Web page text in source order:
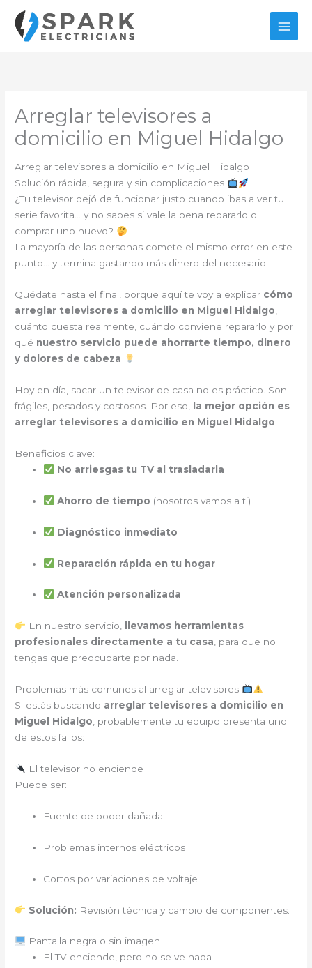
contenido
Arreglar televisores a
domicilio en Miguel Hidalgo
Arreglar televisores a domicilio en Miguel Hidalgo
Solución rápida, segura y sin complicaciones
¿Tu televisor dejó de funcionar justo cuando ibas a ver tu
serie favorita… y no sabes si vale la pena repararlo o
comprar uno nuevo?
La mayoría de las personas comete el mismo error en este
punto… y termina gastando más dinero del necesario.
Quédate hasta el final, porque aquí te voy a explicar cómo
arreglar televisores a domicilio en Miguel Hidalgo
cuánto cuesta realmente, cuándo conviene repararlo y por
qué nuestro servicio puede ahorrarte tiempo, dinero
y dolores de cabeza
Hoy en día, sacar un televisor de casa no es práctico. Son
frágiles, pesados y costosos. Por eso,
la mejor opción es
arreglar televisores a domicilio en Miguel Hidalgo
Beneficios clave:
No arriesgas tu TV al trasladarla
Ahorro de tiempo (nosotros vamos a ti)
Diagnóstico inmediato
Reparación rápida en tu hogar
Atención personalizada
En nuestro servicio,
llevamos herramientas
profesionales directamente a tu casa, para que no
tengas que preocuparte por nada.
Problemas más comunes al arreglar televisores
Si estás buscando arreglar televisores a domicilio en
Miguel Hidalgo , probablemente tu equipo presenta uno
de estos fallos:
El televisor no enciende
Puede ser:
Fuente de poder dañada
Problemas internos eléctricos
Cortos por variaciones de voltaje
Solución: Revisión técnica y cambio de componentes.
Pantalla negra o sin imagen
El TV enciende, pero no se ve nada